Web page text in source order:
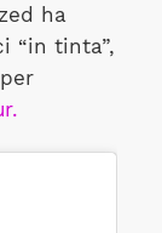
ha
“in tinta”,